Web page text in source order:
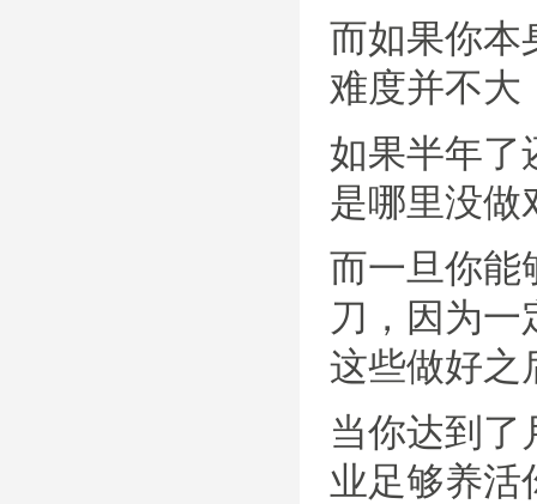
而如果你本
难度并不大
如果半年了
是哪里没做
而一旦你能
刀，因为
这些做好之
当你达到了
业足够养活